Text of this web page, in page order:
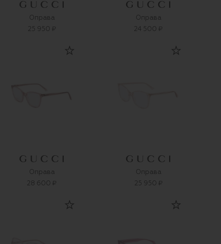
Оправа
25 950 ₽
Оправа
24 500 ₽
Оправа
28 600 ₽
Оправа
25 950 ₽